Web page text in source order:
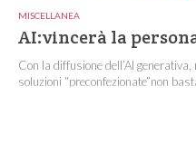
MISCELLANEA
AI:vincerà la
Con la diffusione dell’AI
soluzioni “preconfezionate”non